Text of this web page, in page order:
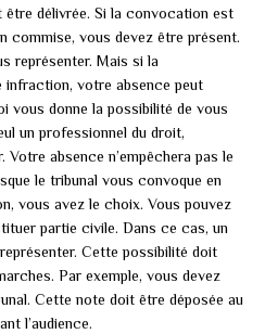
être délivrée. Si la convocation est
commise, vous devez être présent.
représenter. Mais si la
votre absence peut
vous donne la possibilité de vous
un professionnel du droit,
Votre absence n’empêchera pas le
le tribunal vous convoque en
vous avez le choix. Vous pouvez
partie civile. Dans ce cas, un
Cette possibilité doit
Par exemple, vous devez
Cette note doit être déposée au
l’audience.